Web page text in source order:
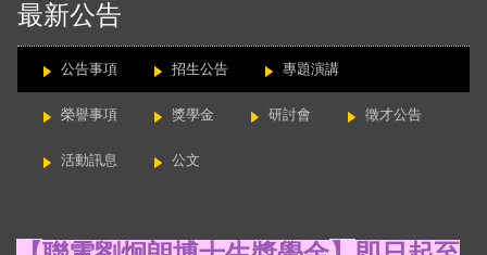
最新公告
公告事項 招生公告 專題演講
榮譽事項 獎學金 研討會 徵才公告
活動訊息 公文